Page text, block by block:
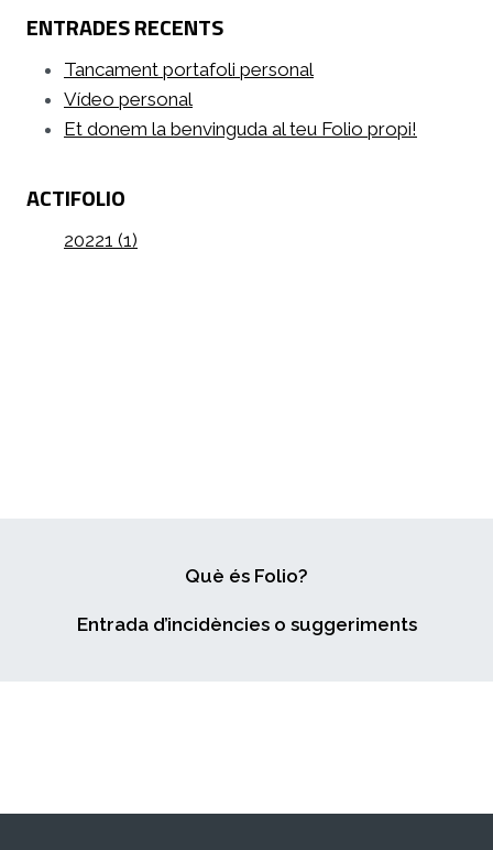
ENTRADES RECENTS
Tancament portafoli personal
Vídeo personal
Et donem la benvinguda al teu Folio propi!
ACTIFOLIO
20221 (1)
Què és Folio?
Entrada d’incidències o suggeriments